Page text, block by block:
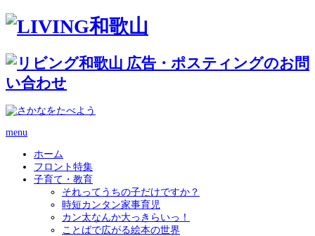
menu
ホーム
フロント特集
子育て・教育
それってうちの子だけですか？
時短カンタン家事育児
カン太なんか大っきらいっ！
ことばで広がる絵本の世界